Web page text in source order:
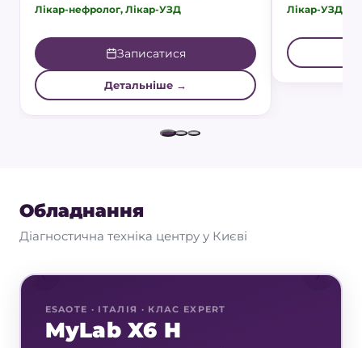
Лікар-нефролог, Лікар-УЗД
Записатися
Детальніше →
Лікар-УЗД,
Обладнання
Діагностична техніка центру у Києві
‹ ›
ESAOTE · ІТАЛІЯ · КЛАС EXPERT
MyLab X6 H